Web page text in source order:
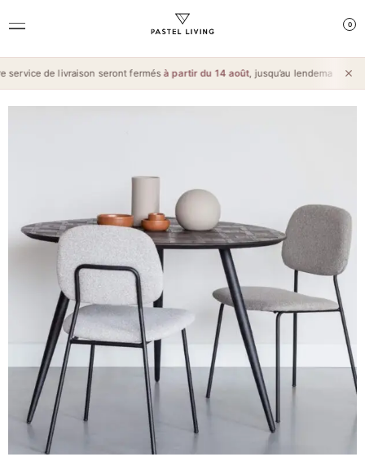
0
de livraison seront fermésà partir du 14 août, jusqu’au lendemain de l’